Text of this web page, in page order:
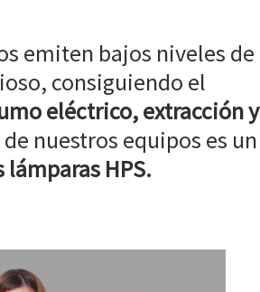
emiten bajos niveles de
consiguiendo el
eléctrico, extracción y
nuestros equipos es un
HPS.